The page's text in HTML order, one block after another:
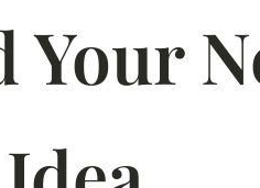
Your